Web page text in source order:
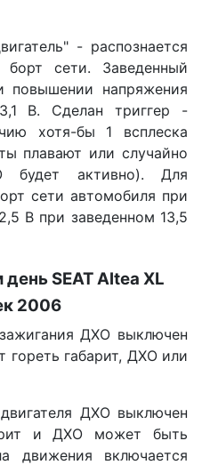
- распознается
сети. Заведенный
повышении напряжения
В. Сделан триггер -
хотя-бы 1 всплеска
плавают или случайно
будет активно). Для
сети автомобиля при
В при заведенном 13,5
день SEAT Altea XL
2006
ДХО выключен
гореть габарит, ДХО или
ДХО выключен
и ДХО может быть
движения включается